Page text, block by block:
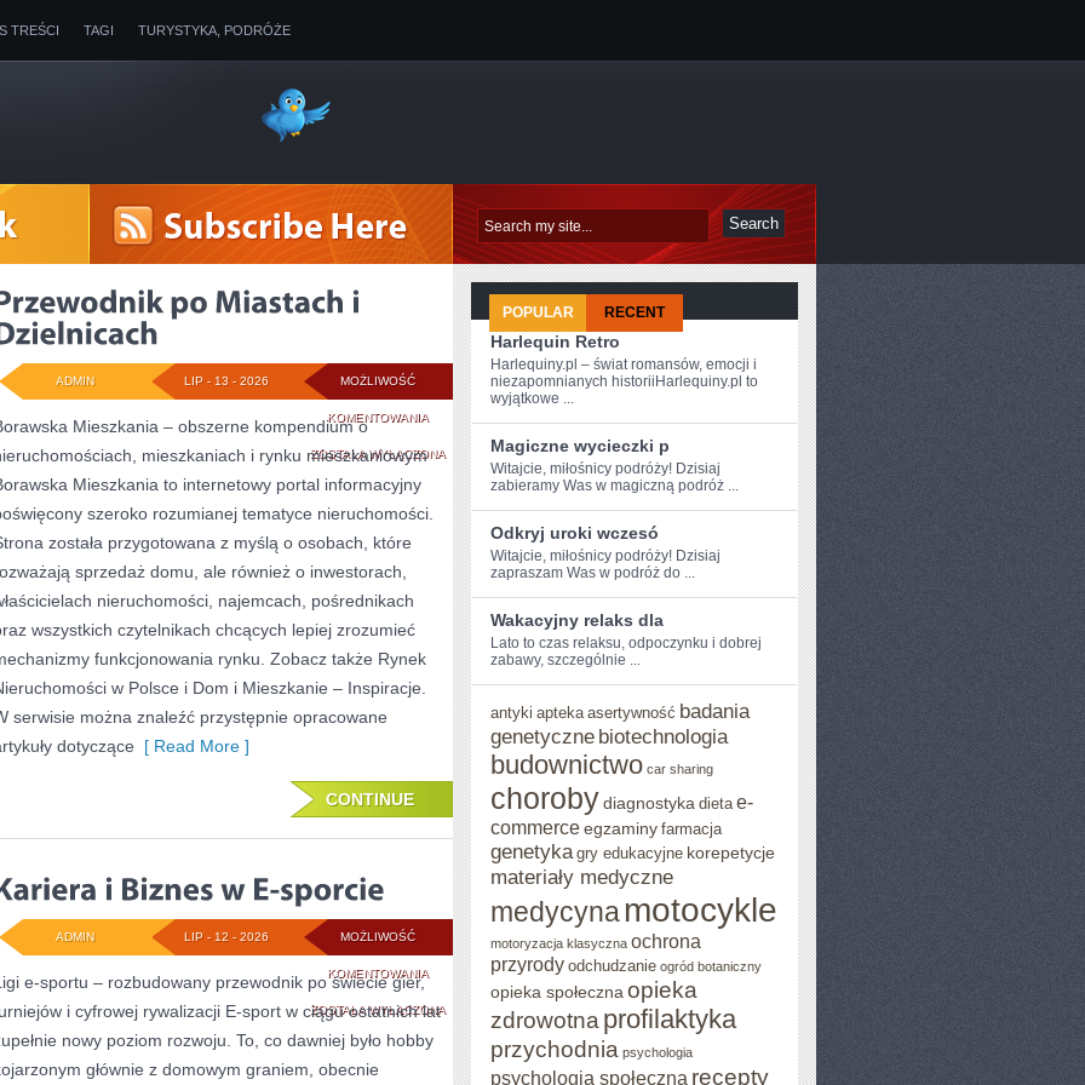
TREŚCI TAGI TURYSTYKA, PODRÓŻE
MOŻLIWOŚĆ
KOMENTOWANIAPRZEWODNIK
PO
MIASTACH
DZIELNICACH
ZOSTAŁA WYŁĄCZONA
LIP - 13 - 2026
ADMIN
Mieszkania – obszerne kompendium o
mieszkaniach i rynku mieszkaniowym
Mieszkania to internetowy portal informacyjny
szeroko rozumianej tematyce nieruchomości.
została przygotowana z myślą o osobach, które
sprzedaż domu, ale również o inwestorach,
nieruchomości, najemcach, pośrednikach
wszystkich czytelnikach chcących lepiej zrozumieć
funkcjonowania rynku. Zobacz także Rynek
w Polsce i Dom i Mieszkanie – Inspiracje.
serwisie można znaleźć przystępnie opracowane
dotyczące [ Read More ]
CONTINUE
MOŻLIWOŚĆ
KOMENTOWANIAKARIERA
I
BIZNES
ZOSTAŁA WYŁĄCZONA
LIP - 12 - 2026
ADMIN
e-sportu – rozbudowany przewodnik po świecie gier,
i cyfrowej rywalizacji E-sport w ciągu ostatnich lat
nowy poziom rozwoju. To, co dawniej było hobby
głównie z domowym graniem, obecnie
POPULAR RECENT
Harlequin Retro
Harlequiny.pl – świat romansów, emocji i
niezapomnianych historiiHarlequiny.pl to
wyjątkowe ...
Magiczne wycieczki p
Witajcie, miłośnicy podróży!‌ Dzisiaj
⁢zabieramy Was w magiczną podróż ...
Odkryj uroki wczesó
Witajcie, miłośnicy podróży! Dzisiaj
zapraszam Was w podróż do ...
Wakacyjny relaks dla
Lato ⁢to czas ⁤relaksu, odpoczynku i dobrej
zabawy, szczególnie ...
antyki apteka asertywność badania
genetyczne biotechnologia
budownictwo car sharing
chorobydiagnostyka dieta e-
commerceegzaminy farmacja
genetyka gry edukacyjne korepetycje
materiały medyczne
medycynamotocykle
motoryzacja klasyczna ochrona
przyrody odchudzanie ogród botaniczny
opieka społeczna opieka
zdrowotna profilaktyka
przychodnia psychologia
psychologia społeczna recepty